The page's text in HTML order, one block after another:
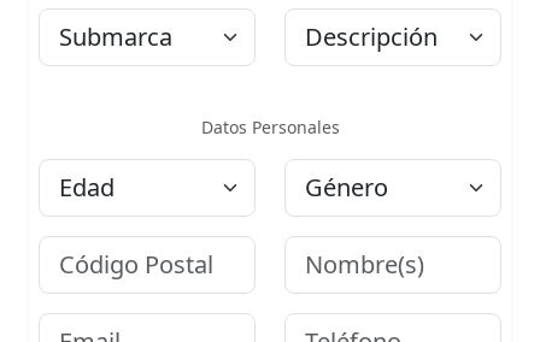
Submarca Descripción
Datos Personales
Edad Género
Código Postal Nombre
Email Teléfono